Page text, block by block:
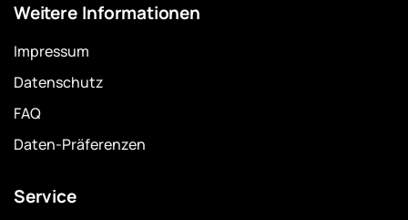
Weitere Informationen
Impressum
Datenschutz
FAQ
Daten-Präferenzen
Service